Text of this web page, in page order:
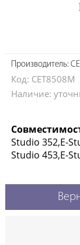
Производитель:
Код: CET8508M
Наличие:
Studio 352,E-
Studio 453,E-